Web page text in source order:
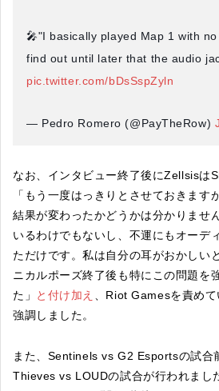
🎤"I basically played Map 1 with
find out until later that the audio
pic.twitter.com/bDsSspZyln
— Pedro Romero (@PayTheRow)
なお、インタビュー終了後にZellsisは
「もう一度はっきりとさせておきます
結果が変わったかどうかは分かりませ
いるわけでもないし、不運にもオーデ
ただけです。私は自分の耳がおかしい
ニカルポーズ終了後も特にこの問題を
た」
と付け加え
、Riot Gamesを責め
強調しました。
また、Sentinels vs G2 Esportsの試合
Thieves vs LOUDの試合が行われまし